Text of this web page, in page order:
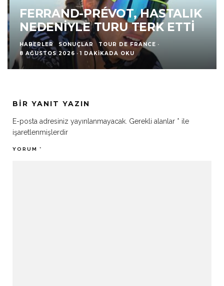
FERRAND-PRÉVOT, HASTALIK
NEDENIYLE TURU TERK ETTI
HABERLER SONUÇLAR TOUR DE FRANCE
8 AĞUSTOS 2026
1 DAKIKADA OKU
BIR YANIT YAZIN
E-posta adresiniz yayınlanmayacak. Gerekli alanlar * ile
işaretlenmişlerdir
YORUM *